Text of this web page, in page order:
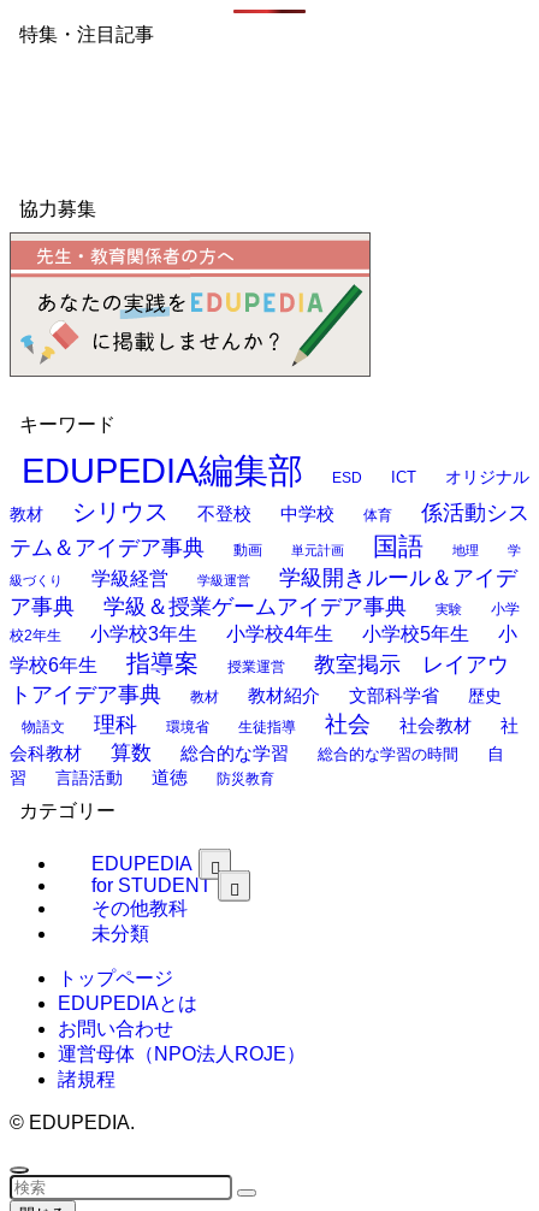
特集・注目記事
協力募集
キーワード
EDUPEDIA編集部 ESD ICT
オリジナル
教材
シリウス 不登校 中学校 体育
係活動シス
テム＆アイデア事典
動画 単元計画 国語 地理 学
級づくり 学級経営 学級運営
学級開きルール＆アイデ
ア事典
学級＆授業ゲームアイデア事典 実験
小学
校2年生
小学校3年生 小学校4年生 小学校5年生
小
学校6年生
指導案 授業運営
教室掲示 レイアウ
トアイデア事典
教材 教材紹介 文部科学省 歴史
物語文 理科 環境省 生徒指導 社会 社会教材
社
会科教材
算数 総合的な学習 総合的な学習の時間
自
習
言語活動 道徳 防災教育
カテゴリー
EDUPEDIA
for STUDENT
その他教科
未分類
トップページ
EDUPEDIAとは
お問い合わせ
運営母体（NPO法人ROJE）
諸規程
© EDUPEDIA.